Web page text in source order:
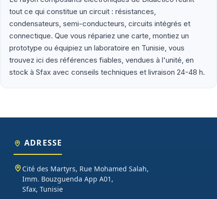
Que vous soyez étudiant en école d'ingénieur (ENIS, ENIT, INSAT,
ESPRIT), enseignant préparant un TP d'électronique embarquée,
maker lançant un projet personnel ou entreprise tunisienne
prototypant un produit connecté, vous trouverez chez Didactico
des composants fiables, des fiches techniques claires et un
support technique réactif. Nos catégories couvrent l'essentiel :
cartes programmables (Arduino, Raspberry Pi, ESP32), capteurs et
tout ce qui constitue un circuit : résistances,
condensateurs, semi-conducteurs, circuits intégrés et
connectique. Que vous répariez une carte, montiez un
prototype ou équipiez un laboratoire en Tunisie, vous
trouvez ici des références fiables, vendues à l'unité, en
stock à Sfax avec conseils techniques et livraison 24-48 h.
ADRESSE
Cité des Martyrs, Rue Mohamed Salah,
Imm. Bouzguenda App A01,
Sfax, Tunisie